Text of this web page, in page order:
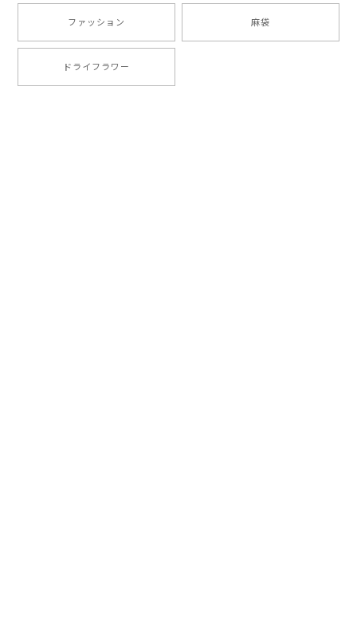
ファッション 麻袋
ドライフラワー